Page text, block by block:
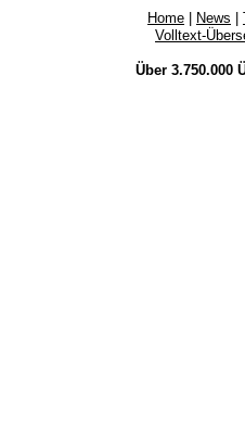
Home News
Volltext-
Über 3.750.000